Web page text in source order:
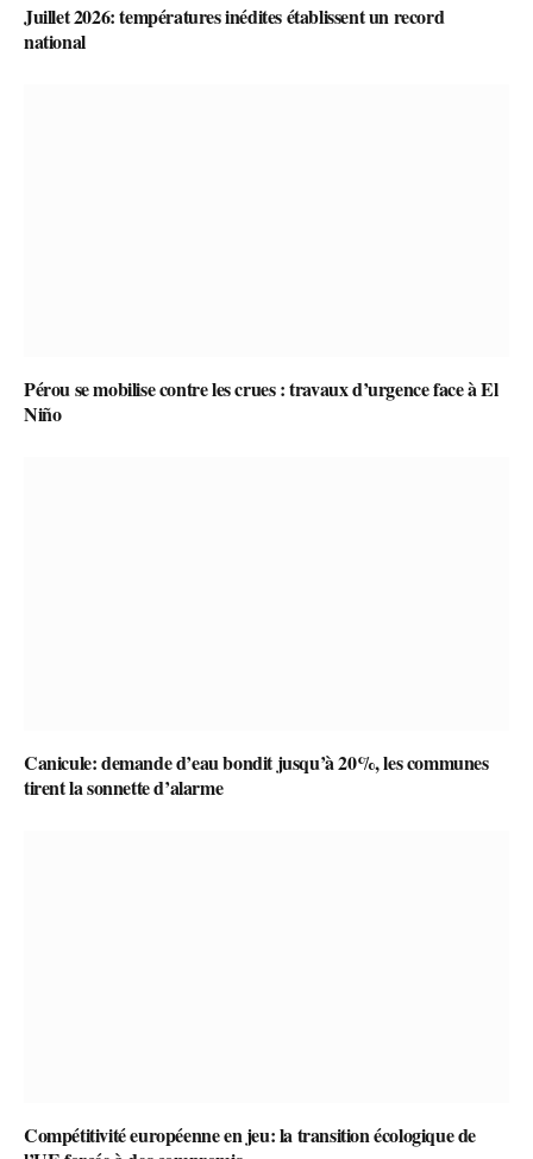
Juillet 2026: températures inédites établissent un record
national
Pérou se mobilise contre les crues : travaux d’urgence face à El
Niño
Canicule: demande d’eau bondit jusqu’à 20%, les communes
tirent la sonnette d’alarme
Compétitivité européenne en jeu: la transition écologique de